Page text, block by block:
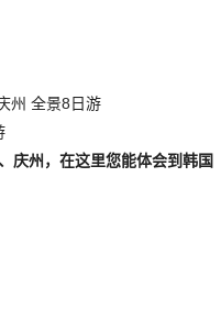
州 全景8日游
庆州，在这里您能体会到韩国